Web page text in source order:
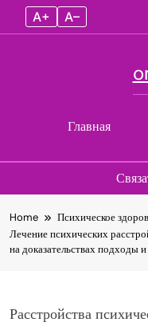
A+ A–
Главная
to
content
Home
Психическое
Лечение психических
на доказательствах подходы
Расстройства